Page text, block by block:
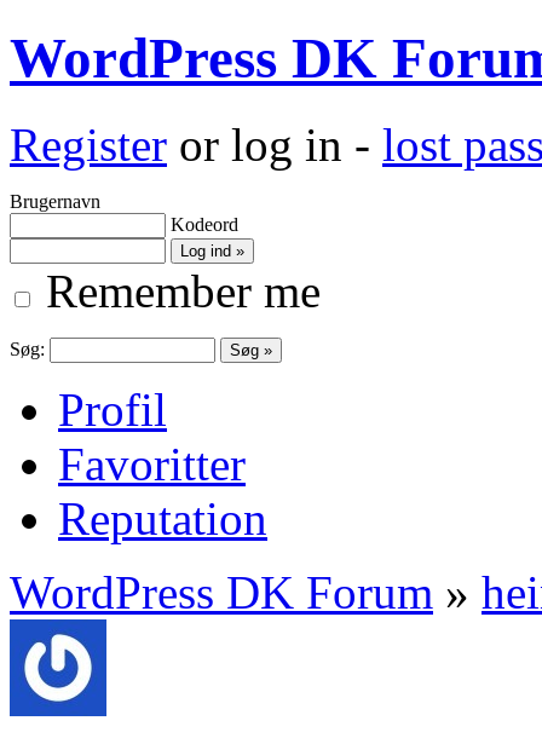
WordPress DK
Register or log in - lost
Brugernavn
Kodeord
Remember me
Søg:
Profil
Favoritter
Reputation
WordPress DK Forum »